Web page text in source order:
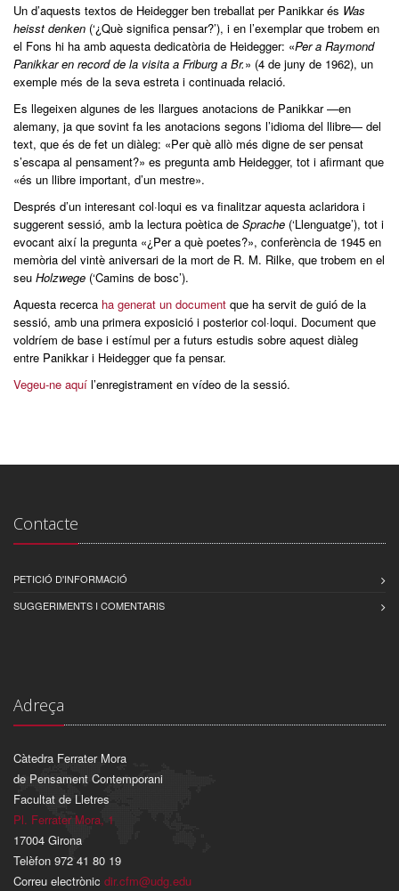
Un d’aquests textos de Heidegger ben treballat per Panikkar és Was
heisst denken (‘¿Què significa pensar?’), i en l’exemplar que trobem en
el Fons hi ha amb aquesta dedicatòria de Heidegger: «Per a Raymond
Panikkar en record de la visita a Friburg a Br.» (4 de juny de 1962), un
exemple més de la seva estreta i continuada relació.
Es llegeixen algunes de les llargues anotacions de Panikkar —en
alemany, ja que sovint fa les anotacions segons l’idioma del llibre— del
text, que és de fet un diàleg: «Per què allò més digne de ser pensat
s’escapa al pensament?» es pregunta amb Heidegger, tot i afirmant que
«és un llibre important, d’un mestre».
Després d’un interesant col·loqui es va finalitzar aquesta aclaridora i
suggerent sessió, amb la lectura poètica de Sprache (‘Llenguatge’), tot i
evocant així la pregunta «¿Per a què poetes?», conferència de 1945 en
memòria del vintè aniversari de la mort de R. M. Rilke, que trobem en el
seu Holzwege (‘Camins de bosc’).
Aquesta recerca ha generat un document que ha servit de guió de la
sessió, amb una primera exposició i posterior col·loqui. Document que
voldríem de base i estímul per a futurs estudis sobre aquest diàleg
entre Panikkar i Heidegger que fa pensar.
Vegeu-ne aquí l’enregistrament en vídeo de la sessió.
Contacte
PETICIÓ D'INFORMACIÓ
SUGGERIMENTS I COMENTARIS
Adreça
Càtedra Ferrater Mora
de Pensament Contemporani
Facultat de Lletres
Pl. Ferrater Mora, 1
17004 Girona
Telèfon 972 41 80 19
Correu electrònic dir.cfm@udg.edu